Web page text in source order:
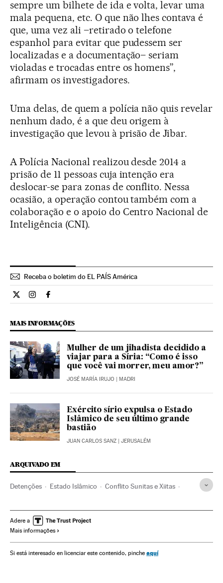
sempre um bilhete de ida e volta, levar uma
mala pequena, etc. O que não lhes contava é
que, uma vez ali –retirado o telefone
espanhol para evitar que pudessem ser
localizadas e a documentação– seriam
violadas e trocadas entre os homens”,
afirmam os investigadores.
Uma delas, de quem a polícia não quis revelar
nenhum dado, é a que deu origem à
investigação que levou à prisão de Jibar.
A Polícia Nacional realizou desde 2014 a
prisão de 11 pessoas cuja intenção era
deslocar-se para zonas de conflito. Nessa
ocasião, a operação contou também com a
colaboração e o apoio do Centro Nacional de
Inteligência (CNI).
Receba o boletim do EL PAÍS América
Internacional El País Brasil en Twitter
Internacional El País Brasil en Instagram
Internacional El País Brasil en Facebook
MAIS INFORMAÇÕES
Mulher de um jihadista decidido a
viajar para a Síria: “Como é isso
que você vai morrer, meu amor?”
JOSÉ MARÍA IRUJO | MADRI
Exército sírio expulsa o Estado
Islâmico de seu último grande
bastião
JUAN CARLOS SANZ | JERUSALÉM
ARQUIVADO EM
Detenções Estado Islâmico Conflito Sunitas e Xiitas
Islã Força segurança Grupos terroristas
Processo judicial
Policía Nacional
Adere a
Mais informações
Si está interesado en licenciar este contenido, pinche aquí